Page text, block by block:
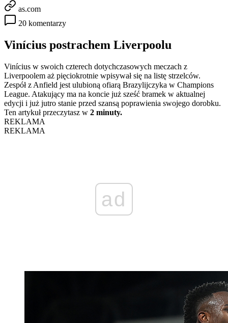
as.com
20 komentarzy
Vinícius postrachem Liverpoolu
Vinícius w swoich czterech dotychczasowych meczach z
Liverpoolem aż pięciokrotnie wpisywał się na listę strzelców.
Zespół z Anfield jest ulubioną ofiarą Brazylijczyka w Champions
League. Atakujący ma na koncie już sześć bramek w aktualnej
edycji i już jutro stanie przed szansą poprawienia swojego dorobku.
Ten artykuł przeczytasz w 2 minuty.
REKLAMA
REKLAMA
ad